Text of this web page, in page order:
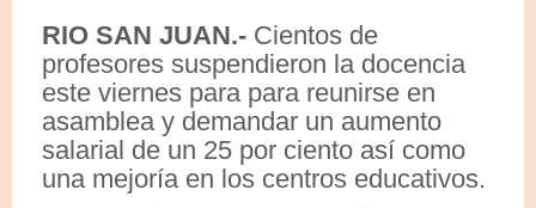
RIO SAN JUAN.- Cientos de
profesores suspendieron la docencia
este viernes para para reunirse en
asamblea y demandar un aumento
salarial de un 25 por ciento así como
una mejoría en los centros educativos.